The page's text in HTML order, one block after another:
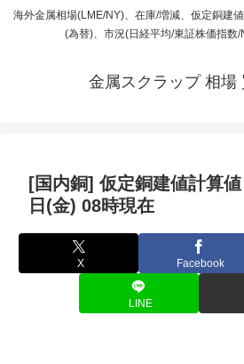
海外金属相場(LME/NY)、在庫/増減、仮定銅建
(為替)、市況(日経平均/東証株価指数
金属スクラップ 相場
[国内銅] 仮定銅建値計算
日(金) 08時現在
X Facebook
LINE